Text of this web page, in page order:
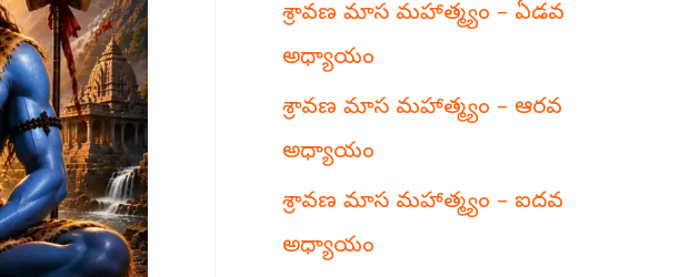
శ్రావణ మాస మహాత్మ్యం – ఏడవ
అధ్యాయం
శ్రావణ మాస మహాత్మ్యం – ఆరవ
అధ్యాయం
శ్రావణ మాస మహాత్మ్యం – ఐదవ
అధ్యాయం